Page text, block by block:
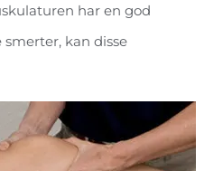
har en god
kan disse